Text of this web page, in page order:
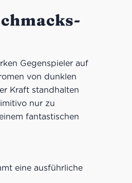
Gegenspieler auf
von dunklen
Kraft standhalten
nur zu
fantastischen
eine ausführliche